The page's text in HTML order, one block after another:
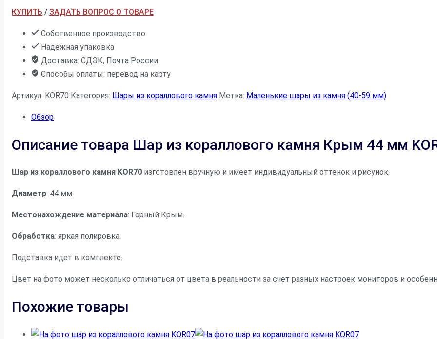
КУПИТЬ / ЗАДАТЬ ВОПРОС О ТОВАРЕ
Собственное производство
Надежная упаковка
Доставка: СДЭК, Почта России
Способы оплаты: перевод на карту
Артикул: KOR70 Категория: Шары из кораллового камня Метка: Маленькие шары из камня (40-59 мм)
Обзор
Описание товара Шар из кораллового камня Крым 44 мм
Шар из кораллового камня KOR70 изготовлен вручную и имеет индивидуальный оттенок и рисунок.
Диаметр: 44 мм.
Местонахождение материала: Горный Крым.
Обработка: яркая полировка.
Подставка идет в комплекте.
Цвет на фото может несколько отличаться от цвета в реальности за счет разных настроек мониторов и
Похожие товары